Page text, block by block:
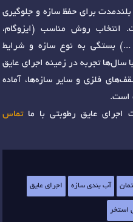
برای حفظ سازه و جلوگیری
انتخاب روش مناسب (ایزوگام،
...) بستگی به نوع سازه و شرایط
تجربه در زمینه اجرای عایق
فلزی و سایر سازه‌ها، آماده
است.
اجرای عایق رطوبتی با ماتماس
آب بندی سازه اجرای عایق
استخر